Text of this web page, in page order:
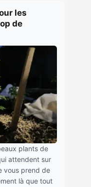
les
de
plants de
attendent sur
vous prend de
là que tout